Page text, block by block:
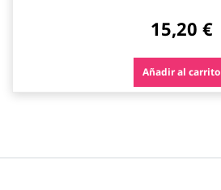
15,20 €
Añadir al carrito